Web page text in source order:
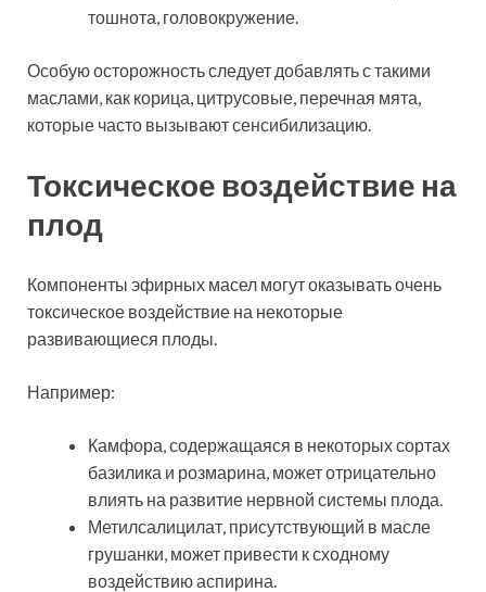
тошнота, головокружение.
Особую осторожность следует добавлять с такими
маслами, как корица, цитрусовые, перечная мята,
которые часто вызывают сенсибилизацию.
Токсическое воздействие на
плод
Компоненты эфирных масел могут оказывать очень
токсическое воздействие на некоторые
развивающиеся плоды.
Например:
Камфора, содержащаяся в некоторых сортах
базилика и розмарина, может отрицательно
влиять на развитие нервной системы плода.
Метилсалицилат, присутствующий в масле
грушанки, может привести к сходному
воздействию аспирина.